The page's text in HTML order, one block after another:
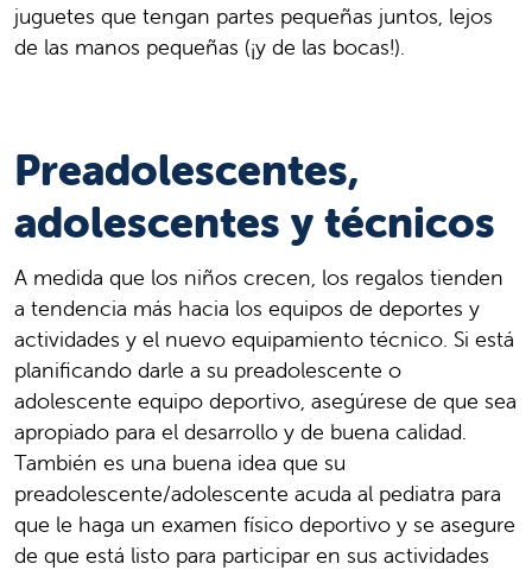
juguetes que tengan partes pequeñas juntos, lejos
de las manos pequeñas (¡y de las bocas!).
Preadolescentes,
adolescentes y técnicos
A medida que los niños crecen, los regalos tienden
a tendencia más hacia los equipos de deportes y
actividades y el nuevo equipamiento técnico. Si está
planificando darle a su preadolescente o
adolescente equipo deportivo, asegúrese de que sea
apropiado para el desarrollo y de buena calidad.
También es una buena idea que su
preadolescente/adolescente acuda al pediatra para
que le haga un examen físico deportivo y se asegure
de que está listo para participar en sus actividades